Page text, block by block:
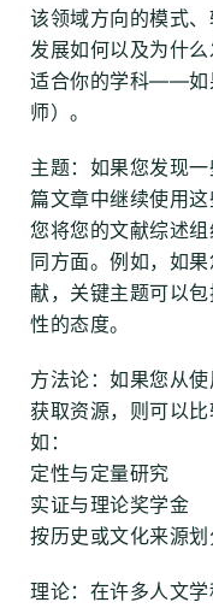
该领域方向的模式
发展如何以及为什
适合你的学科——如
师）。
主题：如果您发现
篇文章中继续使用这
您将您的文献综述
同方面。例如，如
献，关键主题可以
性的态度。
方法论：如果您从
获取资源，则可以
如：
定性与定量研究
实证与理论奖学金
按历史或文化来源
理论：在许多人文